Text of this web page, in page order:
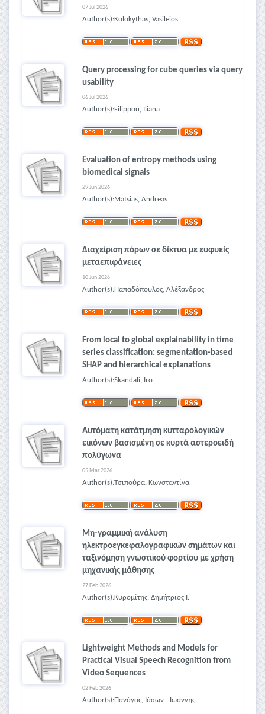
07 Jul 2026
Author(s):Kolokythas, Vasileios
Query processing for cube queries via query
usability
06 Jul 2026
Author(s):Filippou, Iliana
Evaluation of entropy methods using
biomedical signals
29 Jun 2026
Author(s):Matsias, Andreas
Διαχείριση πόρων σε δίκτυα με ευφυείς
μεταεπιφάνειες
10 Jun 2026
Author(s):Παπαδόπουλος, Αλέξανδρος
From local to global explainability in time
series classification: segmentation-based
SHAP and hierarchical explanations
Author(s):Skandali, Iro
Αυτόματη κατάτμηση κυτταρολογικών
εικόνων βασισμένη σε κυρτά αστεροειδή
πολύγωνα
05 Mar 2026
Author(s):Τσιπούρα, Κωνσταντίνα
Μη-γραμμική ανάλυση
ηλεκτροεγκεφαλογραφικών σημάτων και
ταξινόμηση γνωστικού φορτίου με χρήση
μηχανικής μάθησης
27 Feb 2026
Author(s):Κυρομίτης, Δημήτριος Ι.
Lightweight Methods and Models for
Practical Visual Speech Recognition from
Video Sequences
02 Feb 2026
Author(s):Πανάγος, Ιάσων - Ιωάννης